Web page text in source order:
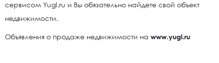
сервисом Yugl.ru и Вы обязательно найдете свой объект
недвижимости.
Объявления о продаже недвижимости на www.yugl.ru